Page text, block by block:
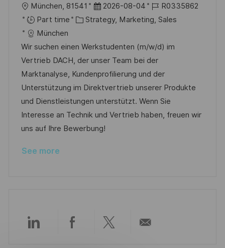
L
o
c
a
t
i
o
n
München, 81541
P
o
t
e
d
D
a
t
e
2026-08-04
J
o
I
d
R0335862
Part time
C
t
e
g
o
r
y
Strategy, Marketing, Sales
München
Wir suchen einen Werkstudenten (m/w/d) im
Vertrieb DACH, der unser Team bei der
Marktanalyse, Kundenprofilierung und der
Unterstützung im Direktvertrieb unserer Produkte
und Dienstleistungen unterstützt. Wenn Sie
Interesse an Technik und Vertrieb haben, freuen wir
uns auf Ihre Bewerbung!
See more
Share
Share Share